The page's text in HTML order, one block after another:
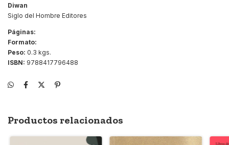
Diwan
Siglo del Hombre Editores
Páginas:
Formato:
Peso: 0.3 kgs.
ISBN: 9788417796488
Productos relacionados